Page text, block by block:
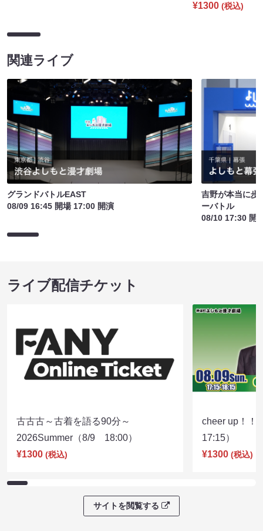
¥1300 (税込)
関連ライブ
グランドバトルEAST
08/09 16:45 開場 17:00 開演
吉野が本当に歩
ーバトル
08/10 17:30 開
ライブ配信チケット
古古古～古着を語る90分～
2026Summer（8/9 18:00）
¥1300 (税込)
cheer up！
17:15）
¥1300 (税込)
サイトを閲覧する